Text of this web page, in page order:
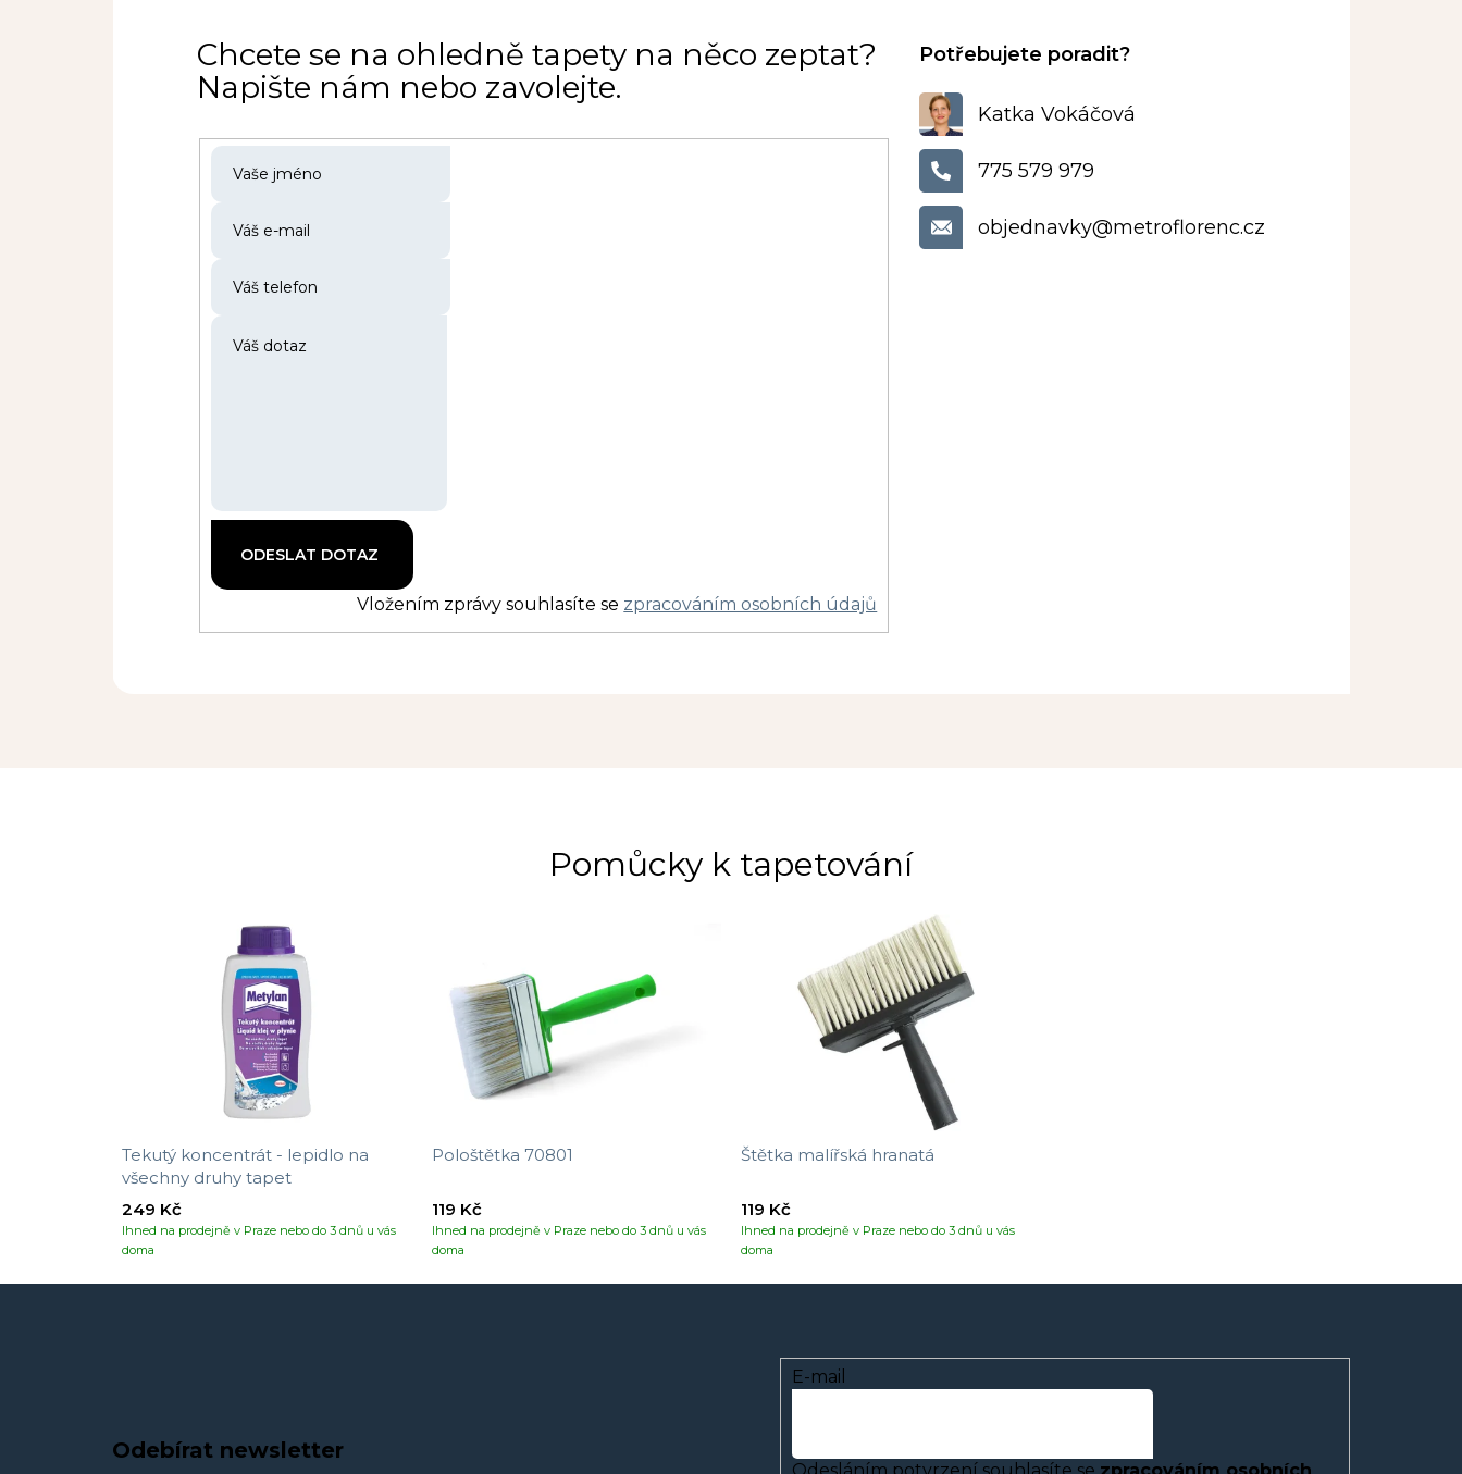
Chcete se na ohledně tapety na něco zeptat?
Napište nám nebo zavolejte.
Vložením zprávy souhlasíte se zpracováním osobních údajů
Katka Vokáčová
objednavky@metroflorenc.cz
775 579 979
Pomůcky k tapetování
Tekutý koncentrát - lepidlo na
všechny druhy tapet
Ihned na prodejně v Praze nebo do 3 dnů u vás
doma
249 Kč
Pološtětka 70801
Ihned na prodejně v Praze nebo do 3 dnů u vás
doma
119 Kč
Štětka malířská hranatá
Ihned na prodejně v Praze nebo do 3 dnů u vás
doma
119 Kč
Odebírat newsletter
E-mail